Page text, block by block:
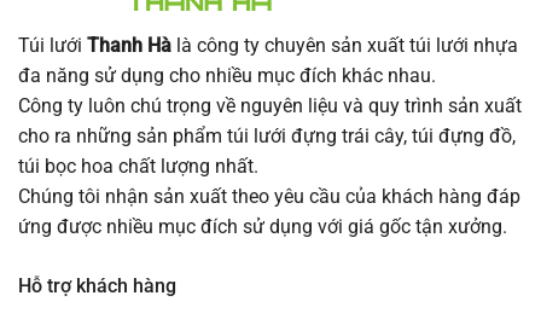
Túi lưới Thanh Hà là công ty chuyên sản xuất túi lưới nhựa
đa năng sử dụng cho nhiều mục đích khác nhau.
Công ty luôn chú trọng về nguyên liệu và quy trình sản xuất
cho ra những sản phẩm túi lưới đựng trái cây, túi đựng đồ,
túi bọc hoa chất lượng nhất.
Chúng tôi nhận sản xuất theo yêu cầu của khách hàng đáp
ứng được nhiều mục đích sử dụng với giá gốc tận xưởng.
Hỗ trợ khách hàng